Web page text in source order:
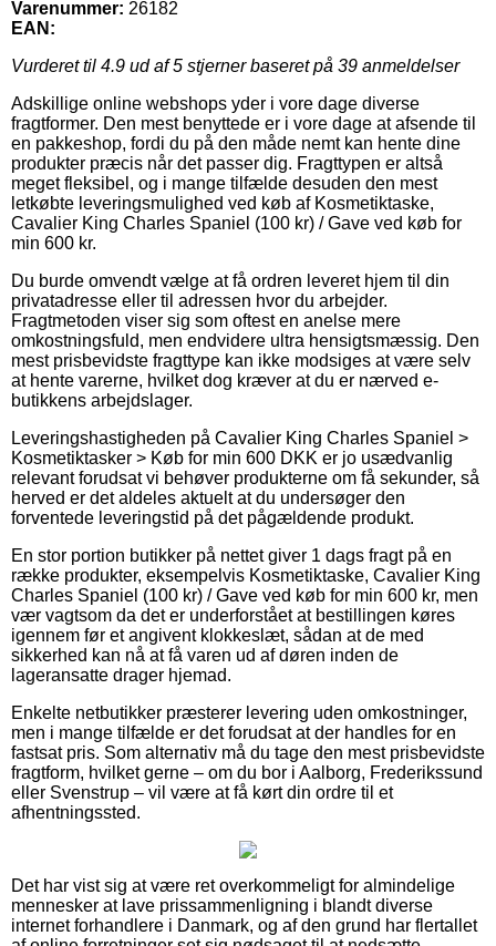
Varenummer: 26182
EAN:
Vurderet til 4.9 ud af 5 stjerner baseret på 39 anmeldelser
Adskillige online webshops yder i vore dage diverse
fragtformer. Den mest benyttede er i vore dage at afsende til
en pakkeshop, fordi du på den måde nemt kan hente dine
produkter præcis når det passer dig. Fragttypen er altså
meget fleksibel, og i mange tilfælde desuden den mest
letkøbte leveringsmulighed ved køb af Kosmetiktaske,
Cavalier King Charles Spaniel (100 kr) / Gave ved køb for
min 600 kr.
Du burde omvendt vælge at få ordren leveret hjem til din
privatadresse eller til adressen hvor du arbejder.
Fragtmetoden viser sig som oftest en anelse mere
omkostningsfuld, men endvidere ultra hensigtsmæssig. Den
mest prisbevidste fragttype kan ikke modsiges at være selv
at hente varerne, hvilket dog kræver at du er nærved e-
butikkens arbejdslager.
Leveringshastigheden på Cavalier King Charles Spaniel >
Kosmetiktasker > Køb for min 600 DKK er jo usædvanlig
relevant forudsat vi behøver produkterne om få sekunder, så
herved er det aldeles aktuelt at du undersøger den
forventede leveringstid på det pågældende produkt.
En stor portion butikker på nettet giver 1 dags fragt på en
række produkter, eksempelvis Kosmetiktaske, Cavalier King
Charles Spaniel (100 kr) / Gave ved køb for min 600 kr, men
vær vagtsom da det er underforstået at bestillingen køres
igennem før et angivent klokkeslæt, sådan at de med
sikkerhed kan nå at få varen ud af døren inden de
lageransatte drager hjemad.
Enkelte netbutikker præsterer levering uden omkostninger,
men i mange tilfælde er det forudsat at der handles for en
fastsat pris. Som alternativ må du tage den mest prisbevidste
fragtform, hvilket gerne – om du bor i Aalborg, Frederikssund
eller Svenstrup – vil være at få kørt din ordre til et
afhentningssted.
Det har vist sig at være ret overkommeligt for almindelige
mennesker at lave prissammenligning i blandt diverse
internet forhandlere i Danmark, og af den grund har flertallet